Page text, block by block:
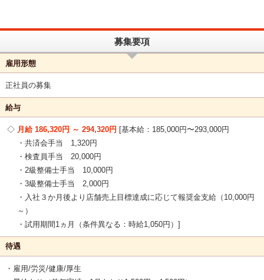
募集要項
雇用形態
正社員の募集
給与
月給 186,320円 ～ 294,320円
基本給：185,000円〜293,000円
・共済会手当 1,320円
・検査員手当 20,000円
・2級整備士手当 10,000円
・3級整備士手当 2,000円
・入社３か月後より店舗売上目標達成に応じて報奨金支給（10,000円
～）
・試用期間1ヵ月（条件異なる：時給1,050円）
待遇
・雇用/労災/健康/厚生